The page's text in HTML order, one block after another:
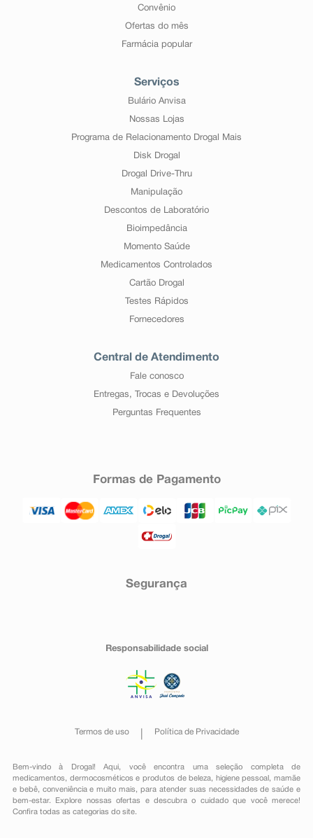
Convênio
Ofertas do mês
Farmácia popular
Serviços
Bulário Anvisa
Nossas Lojas
Programa de Relacionamento Drogal Mais
Disk Drogal
Drogal Drive-Thru
Manipulação
Descontos de Laboratório
Bioimpedância
Momento Saúde
Medicamentos Controlados
Cartão Drogal
Testes Rápidos
Fornecedores
Central de Atendimento
Fale conosco
Entregas, Trocas e Devoluções
Perguntas Frequentes
Formas de Pagamento
Segurança
Responsabilidade social
Termos de uso Política de Privacidade
Bem-vindo à Drogal! Aqui, você encontra uma seleção completa de
medicamentos , dermocosméticos e produtos de beleza, higiene pessoal ,mamãe
e bebê, conveniênciae muito mais, para atender suas necessidades de saúde e
bem-estar. Explore nossas ofertas e descubra o cuidado que você merece!
Confira todas as categorias do site.